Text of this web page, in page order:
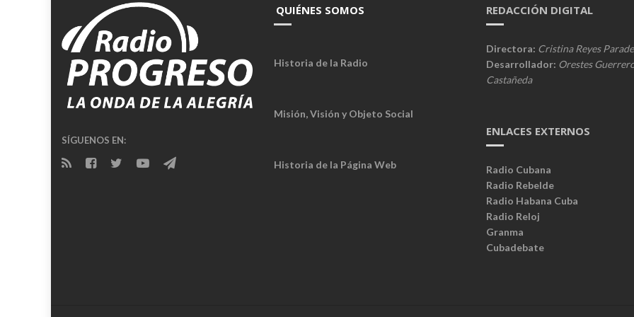
SÍGUENOS EN:
QUIÉNES SOMOS
Historia de la Radio
Misión, Visión y Objeto Social
Historia de la Página Web
REDACCIÓN DIGITAL
Directora: Cristina Reyes
Desarrollador: Orestes
Castañeda
ENLACES EXTERNOS
Radio Cubana
Radio Rebelde
Radio Habana Cuba
Radio Reloj
Granma
Cubadebate